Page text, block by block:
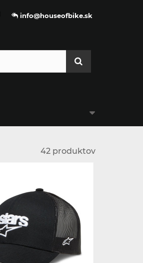
info@houseofbike.sk
42 produktov